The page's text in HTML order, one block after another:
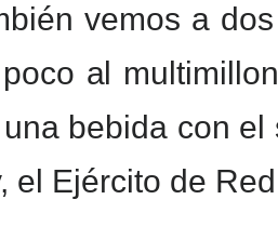
vemos a
al
bebida con
el Ejército de